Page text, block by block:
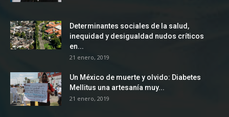
Determinantes sociales de la salud,
inequidad y desigualdad nudos críticos
en...
21 enero, 2019
Un México de muerte y olvido: Diabetes
Mellitus una artesanía muy...
21 enero, 2019